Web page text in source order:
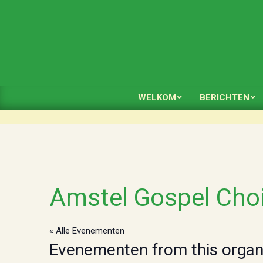
WELKOM BERICHTEN
Amstel Gospel
« Alle Evenementen
Evenementen from this